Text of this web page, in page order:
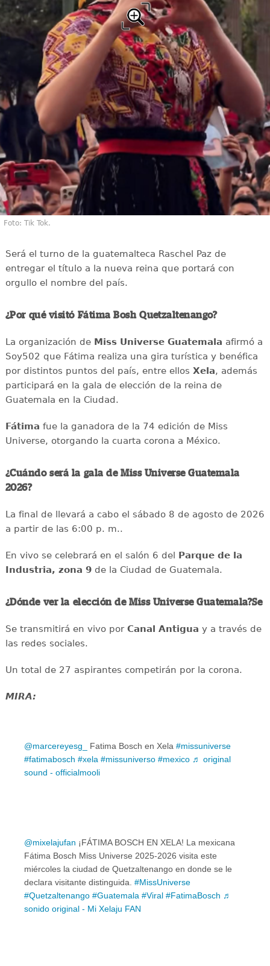
Foto: Tik Tok.
Será el turno de la guatemalteca Raschel Paz de
entregar el título a la nueva reina que portará con
orgullo el nombre del país.
¿Por qué visitó Fátima Bosh Quetzaltenango?
La organización de Miss Universe Guatemala afirmó a
Soy502 que Fátima realiza una gira turística y benéfica
por distintos puntos del país, entre ellos Xela, además
participará en la gala de elección de la reina de
Guatemala en la Ciudad.
Fátima fue la ganadora de la 74 edición de Miss
Universe, otorgando la cuarta corona a México.
¿Cuándo será la gala de Miss Universe Guatemala
2026?
La final de llevará a cabo el sábado 8 de agosto de 2026
a partir de las 6:00 p. m..
En vivo se celebrará en el salón 6 del
Parque de la
Industria, zona 9de la Ciudad de Guatemala.
¿Dónde ver la elección de Miss Universe Guatemala?Se
Se transmitirá en vivo porCanal Antigua y a través de
las redes sociales.
Un total de 27 aspirantes competirán por la corona.
MIRA:
@marcereyesg_ Fatima Bosch en Xela #missuniverse
#fatimabosch #xela #missuniverso #mexico ♬ original
sound - officialmooli
@mixelajufan ¡FÁTIMA BOSCH EN XELA! La mexicana
Fátima Bosch Miss Universe 2025-2026 visita este
miércoles la ciudad de Quetzaltenango en donde se le
declara visitante distinguida. #MissUniverse
#Quetzaltenango #Guatemala #Viral #FatimaBosch ♬
sonido original - Mi Xelaju FAN